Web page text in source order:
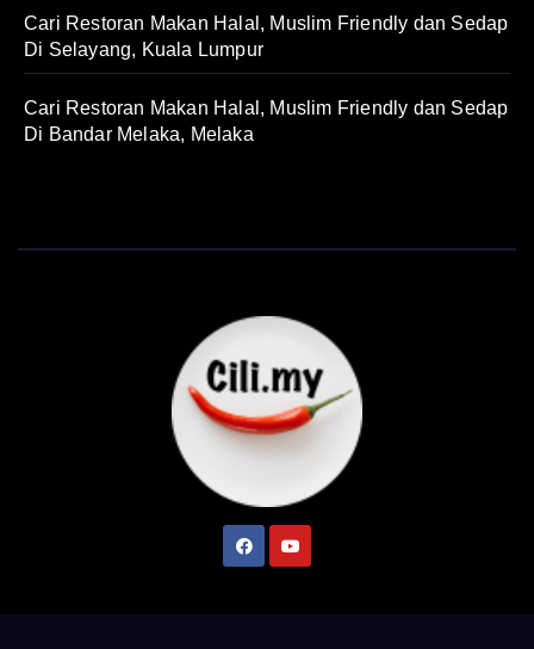
Cari Restoran Makan Halal, Muslim Friendly dan Sedap
Di Selayang, Kuala Lumpur
Cari Restoran Makan Halal, Muslim Friendly dan Sedap
Di Bandar Melaka, Melaka